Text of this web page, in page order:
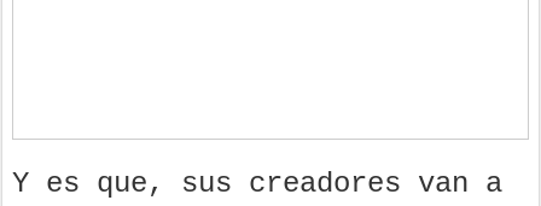
Y es que, sus creadores van a